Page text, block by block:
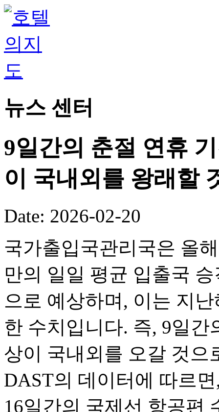
뉴스 센터
9일간의 춘절 연휴
이 국내외를 왕래할
Date: 2026-02-20
국가출입국관리국은 올
만의 일일 평균 입출국
으로 예상하며, 이는 지
한 수치입니다. 즉, 9일간
상이 국내외를 오갈 것으
DAST의 데이터에 따르
16일간의 국제선 항공편